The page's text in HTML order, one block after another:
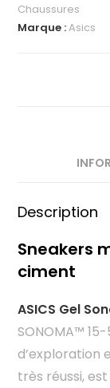
Chaussures
Marque :Asics
Description
Sneakers
ciment
ASICS Gel
SONOMA™
d’exploration
très réussi,